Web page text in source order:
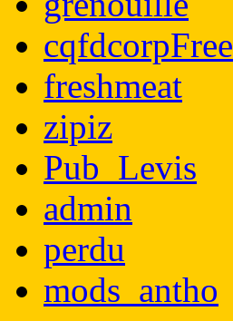
cqfdcorpFree
freshmeat
zipiz
Pub_Levis
admin
perdu
mods_antho